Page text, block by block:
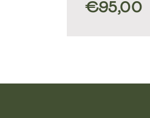
€95,00